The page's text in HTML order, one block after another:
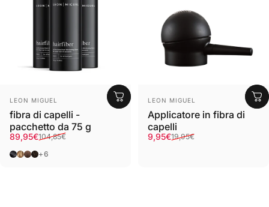
Fornitore:
LEON MIGUEL
fibra di capelli -
pacchetto da 75 g
Prezzo al dettaglio
89,95€
Prezzo normale
104,85€
Nero
Biondo
Marrone
Marrone scuro
+6
Fornitore:
LEON MIGUEL
Applicatore in fibra di
capelli
Prezzo al dettaglio
9,95€
Prezzo normale
19,95€